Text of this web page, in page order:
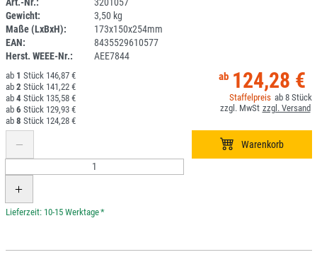
Gewicht:
3,50 kg
Maße (LxBxH):
173x150x254mm
EAN:
8435529610577
Herst. WEEE-Nr.:
AEE7844
124,28 €
8
1
146,87 €
2
141,22 €
4
135,58 €
6
129,93 €
8
124,28 €
*